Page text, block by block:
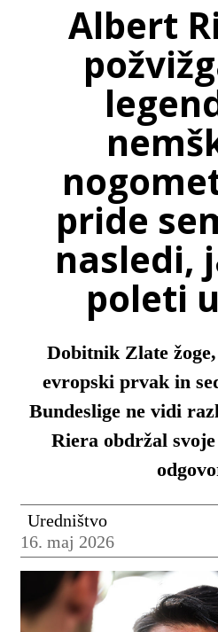
Albert
pride
nasledi,
poleti
Dobitnik Zlate
evropski prvak in
Bundeslige ne vidi
Riera obdržal
Uredništvo
16. maj 2026